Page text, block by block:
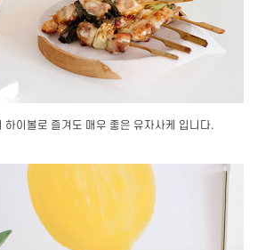
하이볼로 즐겨도 매우 좋은 유자사케 입니다.